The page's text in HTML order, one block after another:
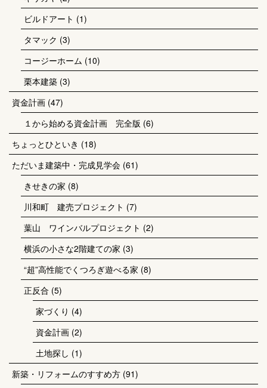
ビルドアート (1)
タマック (3)
コージーホーム (10)
栗本建築 (3)
資金計画 (47)
１から始める資金計画 完全版 (6)
ちょっとひといき (18)
ただいま建築中・完成見学会 (61)
きせきの家 (8)
川和町 建売プロジェクト (7)
葉山 ワインバルプロジェクト (2)
横浜の小さな2階建ての家 (3)
“超”高性能でくつろぎ遊べる家 (8)
正反合 (5)
家づくり (4)
資金計画 (2)
土地探し (1)
新築・リフォームのすすめ方 (91)